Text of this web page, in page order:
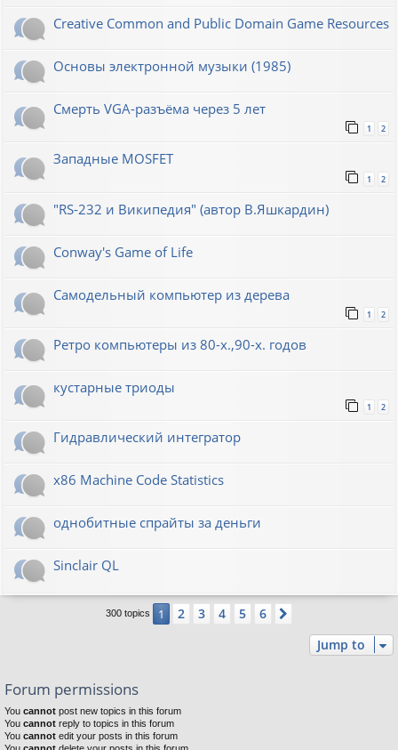
Creative Common and Public Domain Game Resources
Основы электронной музыки (1985)
Смерть VGA-разъёма через 5 лет
1 2
Западные MOSFET
1 2
"RS-232 и Википедия" (автор В.Яшкардин)
Conway's Game of Life
Самодельный компьютер из дерева
1 2
Ретро компьютеры из 80-х.,90-х. годов
кустарные триоды
1 2
Гидравлический интегратор
x86 Machine Code Statistics
однобитные спрайты за деньги
Sinclair QL
300 topics 1 2 3 4 5 6
Jump to
Forum permissions
You cannot post new topics in this forum
You cannot reply to topics in this forum
You cannot edit your posts in this forum